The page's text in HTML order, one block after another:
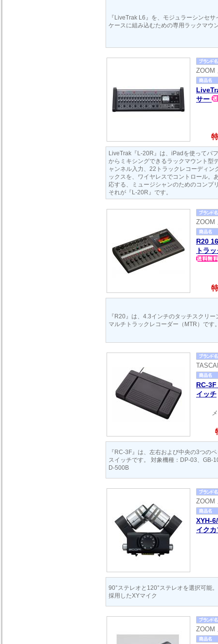
『LiveTrak L6』を、モジュラーシンセ
ケースに組み込むための専用ラックマウ
ZOOM
サー
LiveTrak『L-20R』は、iPadを使ってパ
からミキシングできるラックマウント型
ャンネル入力、22トラックレコーディン
ックスを、ワイヤレスでコントロール。
応する、ミュージシャンのためのコンプ
それが『L-20R』です。
ZOOM
R20
トラ
『R20』は、4.3インチのタッチスクリ
マルチトラックレコーダー（MTR）です
RC-
イッチ
『RC-3F』は、左右および中央の3つの
スイッチです。 対象機種：DP-03、GB-
D-500B
ZOOM
XYH-
イク
90°ステレオと120°ステレオを選択可能
採用したXYマイク
ZOOM